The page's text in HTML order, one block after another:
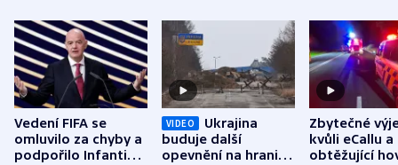
Vedení FIFA se
omluvilo za chyby a
podpořilo Infantina.
VIDEO
Ukrajina
buduje další
opevnění na hranici
Zbytečné
kvůli eCallu a
obtěžující